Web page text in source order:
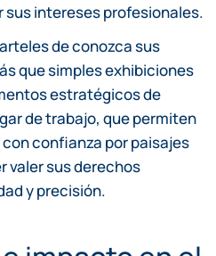
intereses profesionales.
de conozca sus
que simples exhibiciones
estratégicos de
de trabajo, que permiten
confianza por paisajes
valer sus derechos
y precisión.